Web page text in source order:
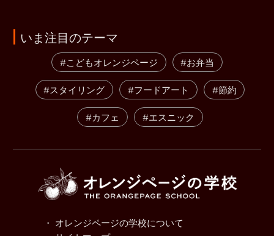
いま注目のテーマ
#こどもオレンジページ #お弁当
#スタイリング #フードアート #節約
#カフェ #エスニック
・ オレンジページの学校について